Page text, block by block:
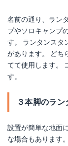
名前の通り、ラン
プやソロキャンプ
す。 ランタンスタ
があります。 どち
てて使用します。
す。
３本脚のラ
設置が簡単な地面
な場合もあります